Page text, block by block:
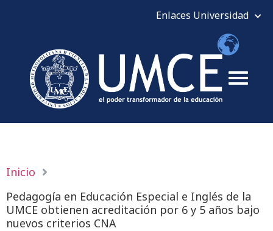
Inicio
Pedagogía en Educación Especial e Inglés de la
UMCE obtienen acreditación por 6 y 5 años bajo
nuevos criterios CNA